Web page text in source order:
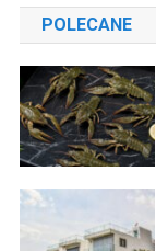
POLECANE